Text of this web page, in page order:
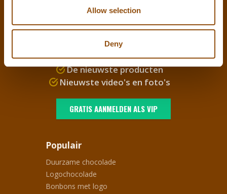
Allow selection
Deny
LOGOCHOC VIP
ONTVANG ALTIJD ALS EERSTE:
Pre-season voordeel
De nieuwste producten
Nieuwste video's en foto's
GRATIS AANMELDEN ALS VIP
Populair
Duurzame chocolade
Logochocolade
Bonbons met logo